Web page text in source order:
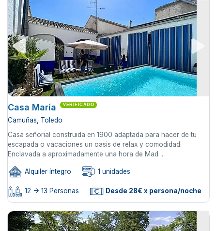
Casa María VERIFICADO
Camuñas, Toledo
Casa señorial construida en 1900 adaptada para hacer de tu
escapada o vacaciones un oasis de relax y comodidad.
Enclavada a aproximadamente una hora de Mad ...
Alquiler íntegro 1 unidades
12 -> 13 Personas Desde 28€ x persona/noche